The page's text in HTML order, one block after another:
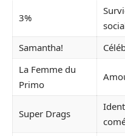
3%
Samantha!
La Femme du
Primo
Super Drags